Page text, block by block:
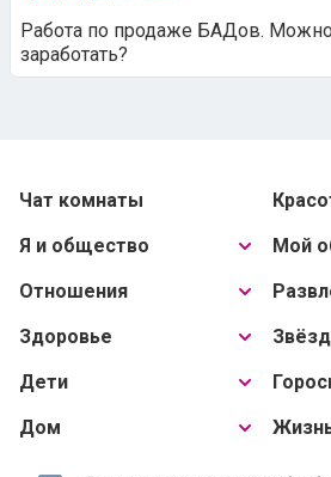
Работа по продаже БАДов.
заработать?
Чат комнаты
Я и общество
Отношения
Здоровье
Дети
Дом
Мой